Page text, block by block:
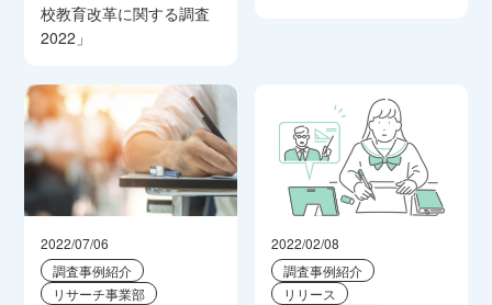
校教育改革に関する調査
2022」
2022/07/06
調査事例紹介
リサーチ事業部
2022/02/08
調査事例紹介
リリース